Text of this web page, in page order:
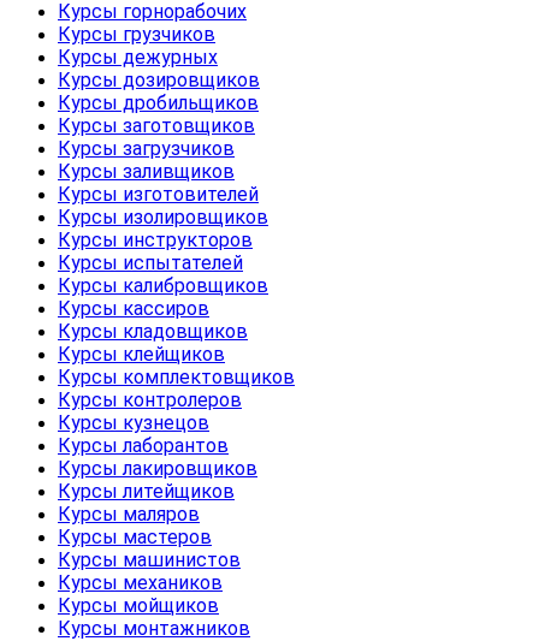
Курсы горнорабочих
Курсы грузчиков
Курсы дежурных
Курсы дозировщиков
Курсы дробильщиков
Курсы заготовщиков
Курсы загрузчиков
Курсы заливщиков
Курсы изготовителей
Курсы изолировщиков
Курсы инструкторов
Курсы испытателей
Курсы калибровщиков
Курсы кассиров
Курсы кладовщиков
Курсы клейщиков
Курсы комплектовщиков
Курсы контролеров
Курсы кузнецов
Курсы лаборантов
Курсы лакировщиков
Курсы литейщиков
Курсы маляров
Курсы мастеров
Курсы машинистов
Курсы механиков
Курсы мойщиков
Курсы монтажников